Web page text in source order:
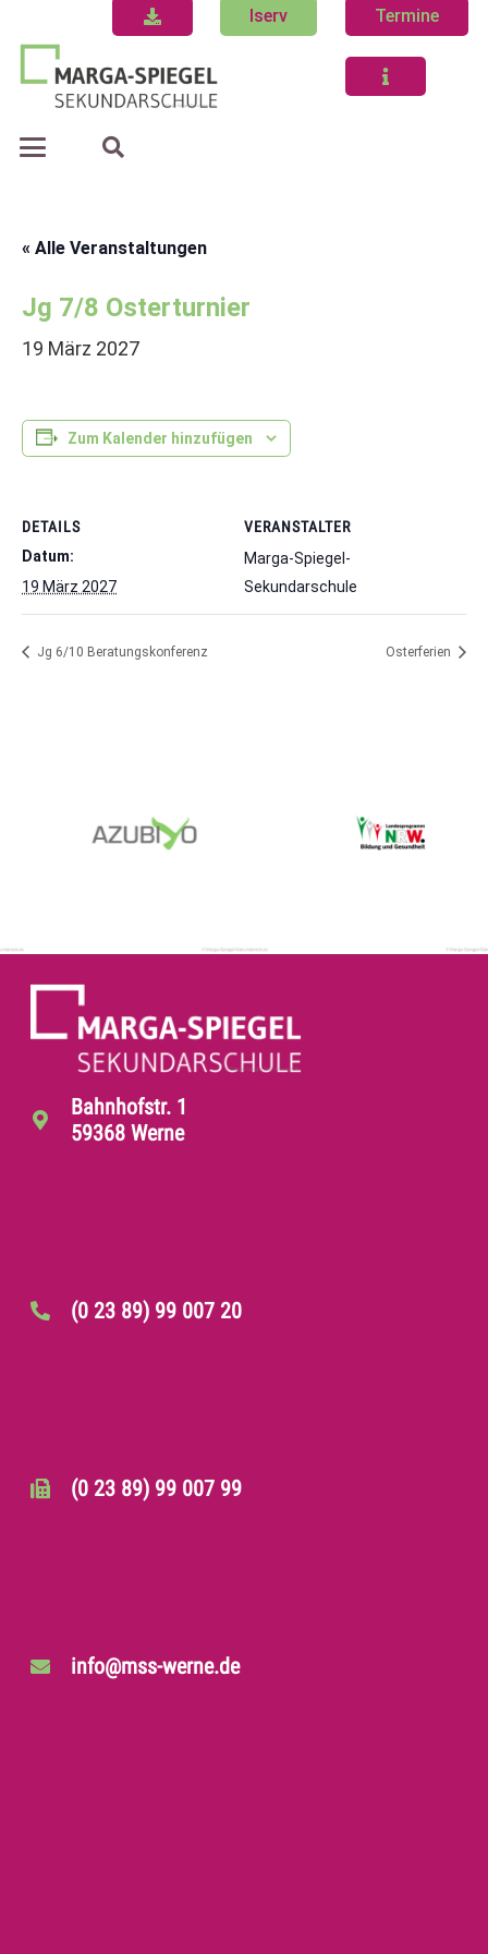
Iserv Termine
« Alle Veranstaltungen
Jg 7/8 Osterturnier
19 März 2027
Zum Kalender hinzufügen
DETAILS
Datum:
19 März 2027
VERANSTALTER
Marga-Spiegel-
Sekundarschule
Jg 6/10 Beratungskonferenz Osterferien
Bahnhofstr. 1
59368 Werne
(0 23 89) 99 007 20
(0 23 89) 99 007 99
info@mss-werne.de